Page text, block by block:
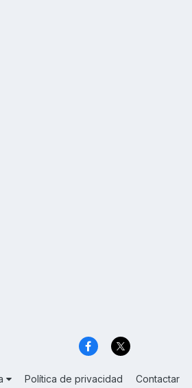
Política de privacidad Contactar